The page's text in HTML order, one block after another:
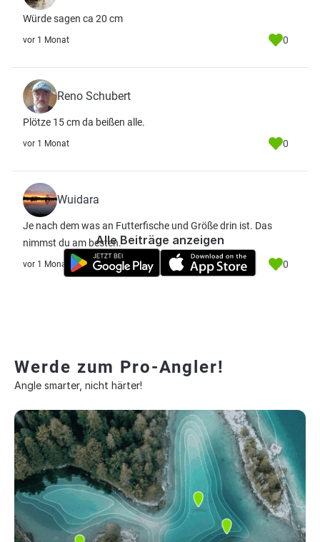
Würde sagen ca 20 cm
vor 1 Monat 0
Reno Schubert
Plötze 15 cm da beißen alle.
vor 1 Monat 0
Wuidara
Je nach dem was an Futterfische und Größe drin ist. Das
nimmst du am besten.
vor 1 Monat 0
Alle Beiträge anzeigen
Werde zum Pro-Angler!
Angle smarter, nicht härter!